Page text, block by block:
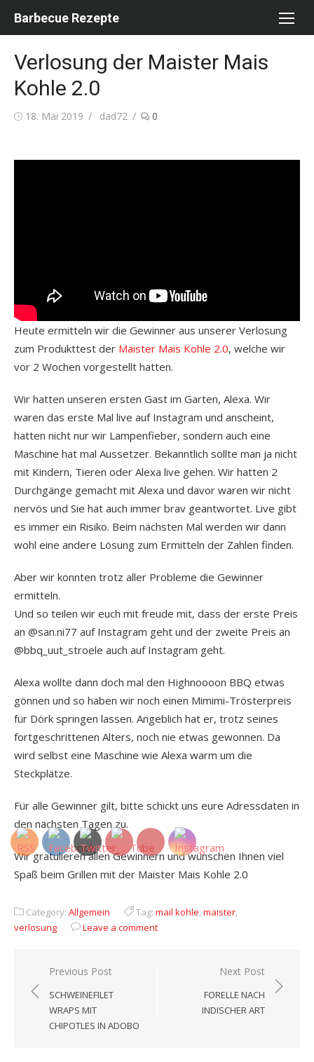
Barbecue Rezepte
Verlosung der Maister Mais
Kohle 2.0
Posted
18. Mai 2019 Author
dad72 0
Heute ermitteln wir die Gewinner aus unserer Verlosung
zum Produkttest der Maister Mais Kohle 2.0, welche wir
vor 2 Wochen vorgestellt hatten.
Wir hatten unseren ersten Gast im Garten, Alexa. Wir
waren das erste Mal live auf Instagram und anscheint,
hatten nicht nur wir Lampenfieber, sondern auch eine
Maschine hat mal Aussetzer. Bekanntlich sollte man ja nicht
mit Kindern, Tieren oder Alexa live gehen. Wir hatten 2
Durchgänge gemacht mit Alexa und davor waren wir nicht
nervös und Sie hat auch immer brav geantwortet. Live gibt
es immer ein Risiko. Beim nächsten Mal werden wir dann
wohl eine andere Lösung zum Ermitteln der Zahlen finden.
Aber wir konnten trotz aller Probleme die Gewinner
ermitteln.
Und so teilen wir euch mit freude mit, dass der erste Preis
an @san.ni77 auf Instagram geht und der zweite Preis an
@bbq_uut_stroele auch auf Instagram geht.
Alexa wollte dann doch mal den Highnoooon BBQ etwas
gönnen und so haben wir noch einen Mimimi-Trösterpreis
für Dörk springen lassen. Angeblich hat er, trotz seines
fortgeschrittenen Alters, noch nie etwas gewonnen. Da
wird selbst eine Maschine wie Alexa warm um die
Steckplätze.
Für alle Gewinner gilt, bitte schickt uns eure Adressdaten in
den nächsten Tagen zu.
Wir gratulieren allen Gewinnern und wünschen Ihnen viel
Spaß beim Grillen mit der Maister Mais Kohle 2.0
Category: Allgemein Tag: mail kohle maister
verlosung
Leave a comment
Beitragsnavigation
Previous Post
SCHWEINEFILET
WRAPS MIT
CHIPOTLES IN ADOBO
Next Post
FORELLE NACH
INDISCHER ART